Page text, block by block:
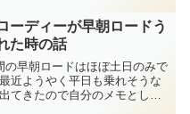
走行距離はだいたい120km。
がロングラ...
ーディーが早朝ロードう
た時の話
の早朝ロードはほぼ土日のみで
近ようやく平日も乗れそうな
てきたので自分のメモとしつ